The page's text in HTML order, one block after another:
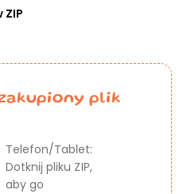
ZIP
plik
Telefon/Tablet:
Dotknij pliku ZIP,
aby go